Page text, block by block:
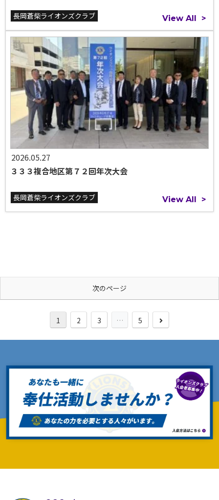
長岡蒼柴ライオンズクラブ View All >
2026.05.27
３３３複合地区第７２回年次大会
長岡蒼柴ライオンズクラブ View All >
次のページ
1 2 3 … 5
次